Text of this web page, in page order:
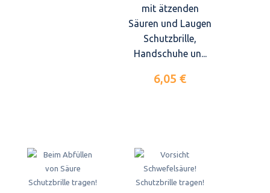
mit ätzenden
Säuren und Laugen
Schutzbrille,
Handschuhe un...
6,05 €